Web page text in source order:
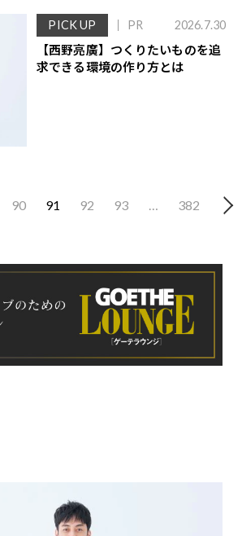
PICK UP PR 2026.7.30
【西野亮廣】つくりたいものを追
求できる環境の作り方とは
90 91 92 93 … 382